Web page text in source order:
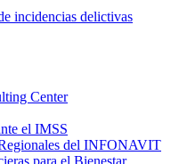
incidencias delictivas
Center
el IMSS
del INFONAVIT